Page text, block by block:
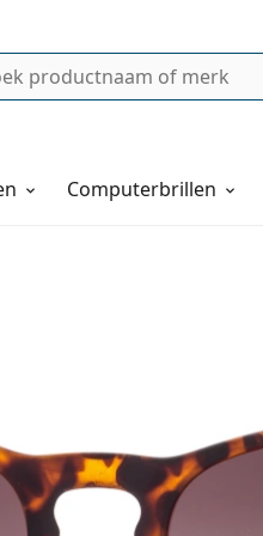
Computerbrillen